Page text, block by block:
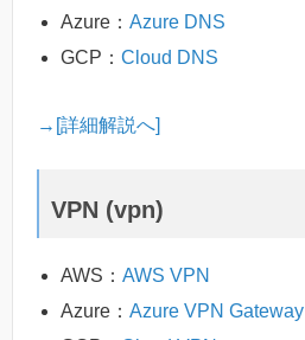
Azure： Azure DNS
GCP： Cloud DNS
→[詳細解説へ]
VPN (vpn)
AWS： AWS VPN
Azure： Azure VPN Gateway